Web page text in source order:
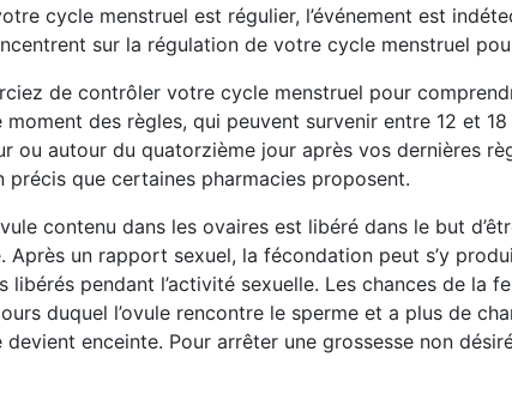
cycle menstruel est régulier, l’événement est
sur la régulation de votre cycle menstruel
de contrôler votre cycle menstruel pour
des règles, qui peuvent survenir entre 12 et
ou autour du quatorzième jour après vos dernières
précis que certaines pharmacies proposent.
contenu dans les ovaires est libéré dans le but
un rapport sexuel, la fécondation peut s’y
libérés pendant l’activité sexuelle. Les chances de la
duquel l’ovule rencontre le sperme et a plus de
enceinte. Pour arrêter une grossesse non